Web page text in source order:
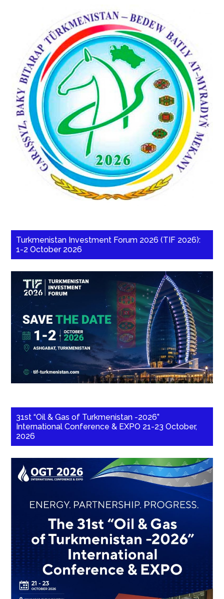
Turkmenistan Investment Forum 2026 (TIF 2026):
1-2 October 2026
31st “Oil & Gas of Turkmenistan -2026”
International Conference & EXPO 21-23 October,
2026